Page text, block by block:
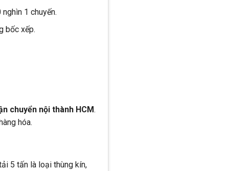
1 chuyến.
bốc xếp.
chuyển nội thành HCM.
hóa.
5 tấn là loại thùng kín,